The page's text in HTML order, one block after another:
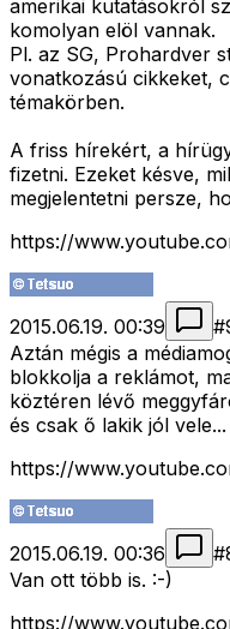
amerikai kutatásokról
komolyan elöl vannak.
Pl. az SG, Prohardver
vonatkozású cikkeket,
témakörben.
A friss hírekért, a
fizetni. Ezeket késve,
megjelentetni persze,
https://
2015.06.19. 00:39 #
Aztán mégis a
blokkolja a reklámot,
köztéren lévő
és csak ő lakik jól vele...
https://
2015.06.19. 00:36 #
Van ott több is. :-)
https://